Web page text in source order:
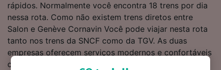
rápidos. Normalmente você encontra 18 trens por dia
nessa rota. Como não existem trens diretos entre
Salon e Genève Cornavin Você pode viajar nesta rota
tanto nos trens da SNCF como da TGV. As duas
empresas oferecem serviços modernos e confortáveis
com bastante espaço para bagagens.